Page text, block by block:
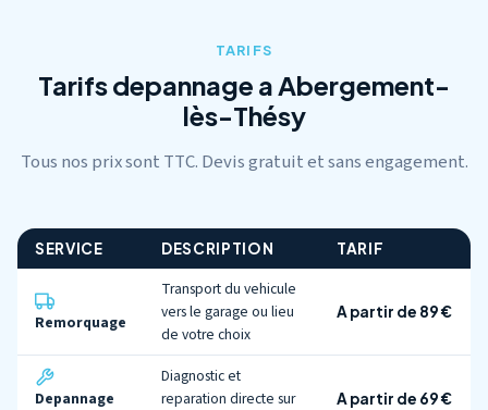
TARIFS
Tarifs depannage a Abergement-
lès-Thésy
Tous nos prix sont TTC. Devis gratuit et sans engagement.
SERVICE DESCRIPTION TARIF
Remorquage
Transport du vehicule
vers le garage ou lieu
de votre choix
A partir de 89 €
Depannage
Diagnostic et
reparation directe sur
A partir de 69 €